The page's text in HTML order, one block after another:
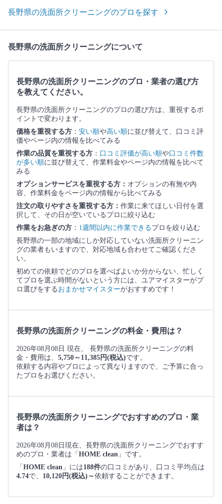
長野県の洗面所クリーニングのプロを探す
長野県の洗面所クリーニングについて
長野県の洗面所クリーニングのプロ・業者の選び方
を教えてください。
長野県の洗面所クリーニングのプロの選び方は、重視するポ
イントで変わります。
価格を重視する方 ： 安い順や高い順に並び替えて、口コミ評
価やページ内の情報を比べてみる
作業の品質を重視する方 ： 口コミ評価が高い順や口コミ件数
が多い順に並び替えて、作業料金やページ内の情報を比べて
みる
オプションサービスを重視する方： オプションの有無や内
容、作業料金をページ内の情報から比べてみる
注文の取りやすさを重視する方： 作業に来てほしい日付を選
択して、その日が空いているプロに絞り込む
作業をお急ぎの方 ： 1週間以内に作業できるプロを絞り込む
長野県の一部の地域にしか対応していない洗面所クリーニン
グの業者もいますので、対応地域も合わせてご確認くださ
い。
初めての依頼でどのプロを選べばよいか分からない、忙しく
てプロを選ぶ時間がないという方には、ユアマイスターがプ
ロ選びをする おまかせマイスターがおすすめです！
長野県の洗面所クリーニングの料金・費用は？
2026年08月08日 現在、 長野県の洗面所クリーニングの料
金・費用は、 5,750～11,385円(税込)です。
依頼する内容やプロによって異なりますので、ご予算に合っ
たプロをお選びください。
長野県の洗面所クリーニングでおすすめのプロ・業
者は？
2026年08月08日現在、長野県の洗面所クリーニングでおすす
めのプロ・業者は「HOME clean 」です。
「HOME clean 」には188件の口コミがあり、口コミ平均点は
4.74で、 10,120円(税込)～依頼することができます。